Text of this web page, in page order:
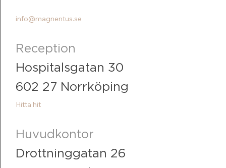
info@magnentus.se
Reception
Hospitalsgatan 30
602 27 Norrköping
Hitta hit
Huvudkontor
Drottninggatan 26